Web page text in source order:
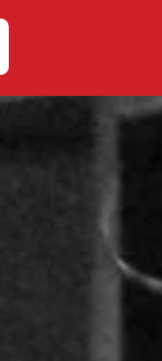
RELAÇÃO PRELIMINAR